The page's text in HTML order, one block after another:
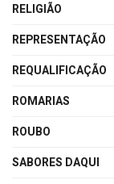
RELIGIÃO
REPRESENTAÇÃO
REQUALIFICAÇÃO
ROMARIAS
ROUBO
SABORES DAQUI